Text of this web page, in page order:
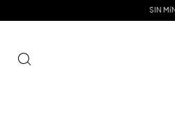
DE COMPRA EN LA WEB POR TIEMPO